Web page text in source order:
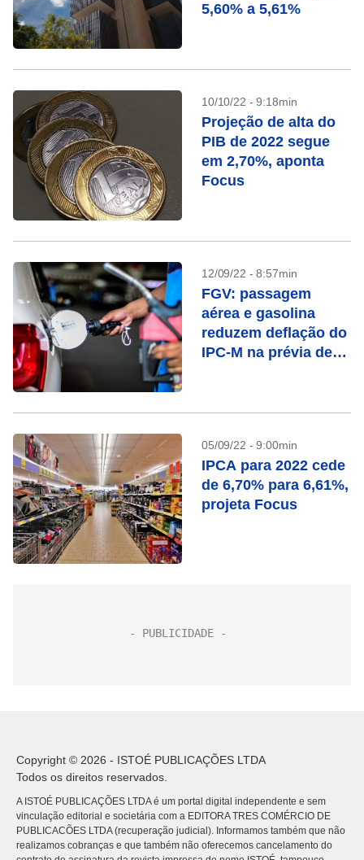
5,60% a 5,61%
10/10/22 - 9:18min
Projeção de alta do
PIB de 2022 segue
em 2,70%, aponta
Focus
12/09/22 - 8:57min
FGV: passagem
aérea e gasolina
reduzem deflação do
IPC-M na prévia de
05/09/22 - 9:00min
IPCA para 2022 cede
de 6,70% para 6,61%,
projeta Focus
Copyright © 2026 - ISTOÉ PUBLICAÇÕES LTDA
Todos os direitos reservados.
A ISTOÉ PUBLICAÇÕES LTDA é um portal digital independente e sem
vinculação editorial e societária com a EDITORA TRES COMÉRCIO DE
PUBLICACÕES LTDA (recuperação judicial). Informamos também que não
realizamos cobranças e que também não oferecemos cancelamento do